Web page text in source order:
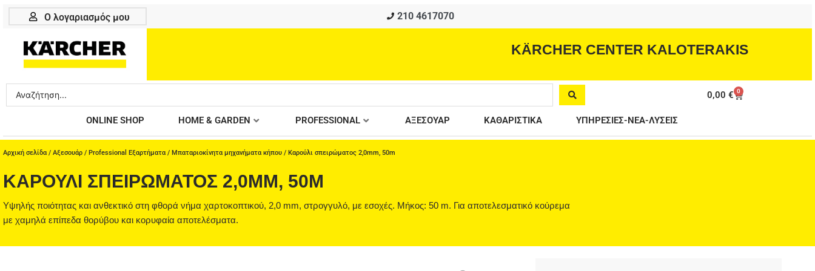
Μετάβαση
Ο λογαριασμός μου 210 4617070
KÄRCHER CENTER KALOTERAKIS
Search
...
0,00€ 0
Cart
ONLINE SHOP HOME & GARDEN PROFESSIONAL ΑΞΕΣΟΥΑΡ ΚΑΘΑΡΙΣΤΙΚΑ ΥΠΗΡΕΣΙΕΣ-ΝΕΑ-ΛΥΣΕΙΣ
Αρχική σελίδα / Αξεσουάρ / Professional Εξαρτήματα / Μπαταριοκίνητα μηχανήματα κήπου / Καρούλι σπειρώματος 2,0mm, 50m
ΚΑΡΟΎΛΙ ΣΠΕΙΡΏΜΑΤΟΣ 2,0MM, 50M
Υψηλής ποιότητας και ανθεκτικό στη φθορά νήμα χαρτοκοπτικού, 2,0 mm, στρογγυλό, με εσοχές. Μήκος: 50 m. Για αποτελεσματικό κούρεμα
με χαμηλά επίπεδα θορύβου και κορυφαία αποτελέσματα.